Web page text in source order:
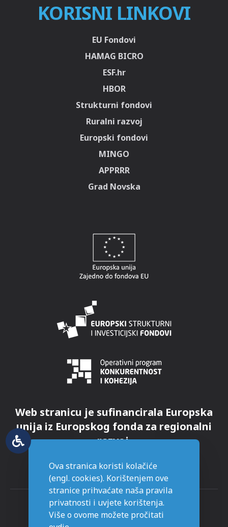
KORISNI LINKOVI
EU Fondovi
HAMAG BICRO
ESF.hr
HBOR
Strukturni fondovi
Ruralni razvoj
Europski fondovi
MINGO
APPRRR
Grad Novska
Web stranicu je sufinancirala Europska
unija iz Europskog fonda za regionalni
razvoj.
Ova stranica koristi kolačiće
(engl. cookies). Korištenjem ove
stranice prihvaćate naša pravila
privatnosti i uvjete korištenja.
Više o ovome možete pročitati